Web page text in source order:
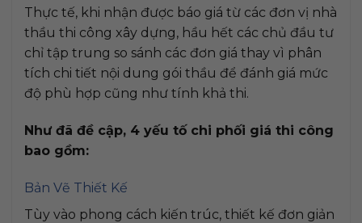
Thực tế, khi nhận được báo giá từ các đơn vị nhà
thầu thi công xây dựng, hầu hết các chủ đầu tư
chỉ tập trung so sánh các đơn giá thay vì phân
tích chi tiết nội dung gói thầu để đánh giá mức
độ phù hợp cũng như tính khả thi.
Như đã đề cập, 4 yếu tố chi phối giá thi công
bao gồm:
Bản Vẽ Thiết Kế
Tùy vào phong cách kiến trúc, thiết kế đơn giản